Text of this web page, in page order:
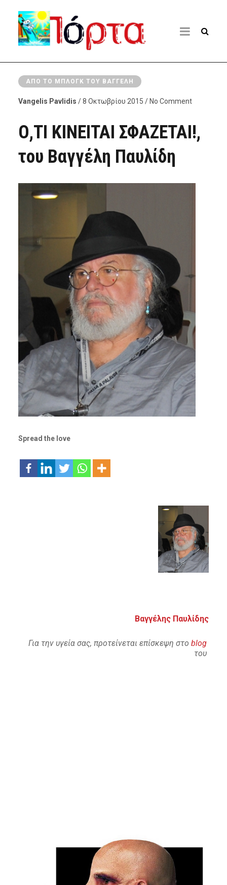
ΑΠΌ ΤΟ ΜΠΛΟΓΚ ΤΟΥ ΒΑΓΓΈΛΗ
Vangelis Pavlidis / 8 Οκτωβρίου 2015 / No Comment
Ο,ΤΙ ΚΙΝΕΙΤΑΙ ΣΦΑΖΕΤΑΙ!,
του Βαγγέλη Παυλίδη
Spread the love
Βαγγέλης Παυλίδης
Για την υγεία σας, προτείνεται επίσκεψη στο blog
του